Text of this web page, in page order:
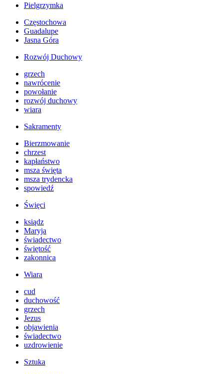
Pielgrzymka
Częstochowa
Guadalupe
Jasna Góra
Rozwój Duchowy
grzech
nawrócenie
powołanie
rozwój duchowy
wiara
Sakramenty
Bierzmowanie
chrzest
kapłaństwo
msza święta
msza trydencka
spowiedź
Święci
ksiądz
Maryja
świadectwo
świętość
zakonnica
Wiara
cud
duchowość
grzech
Jezus
objawienia
świadectwo
uzdrowienie
Sztuka